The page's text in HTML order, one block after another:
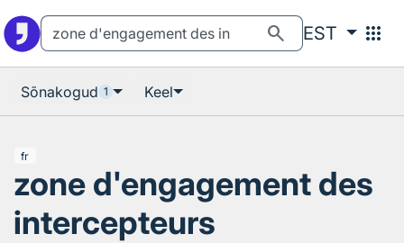
search EST apps
Sõnakogud 1 Keel
fr
zone d'engagement des
intercepteurs